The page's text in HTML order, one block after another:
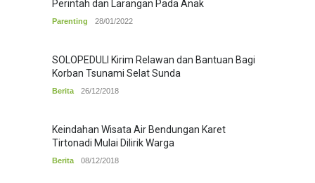
Perintah dan Larangan Pada Anak
Parenting 28/01/2022
SOLOPEDULI Kirim Relawan dan Bantuan Bagi
Korban Tsunami Selat Sunda
Berita 26/12/2018
Keindahan Wisata Air Bendungan Karet
Tirtonadi Mulai Dilirik Warga
Berita 08/12/2018